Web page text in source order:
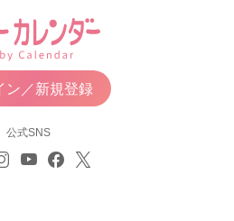
ン／新規登録
公式SNS